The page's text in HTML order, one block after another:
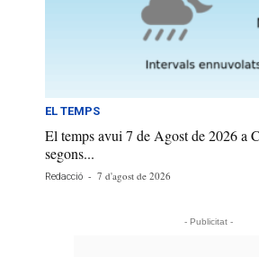
EL TEMPS
El temps avui 7 de Agost de 2026 a
segons...
Redacció - 7 d'agost de 2026
- Publicitat -